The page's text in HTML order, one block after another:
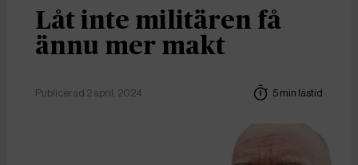
Låt inte militären få
ännu mer makt
Publicerad 2 april, 2024 5 min lästid